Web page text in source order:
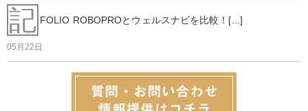
記 FOLIO ROBOPROとウェルスナビを比較！[...]
05月22日